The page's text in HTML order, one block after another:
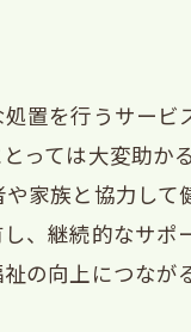
置を行うサー
っては大変助か
家族と協力し
、継続的なサ
の向上につなが